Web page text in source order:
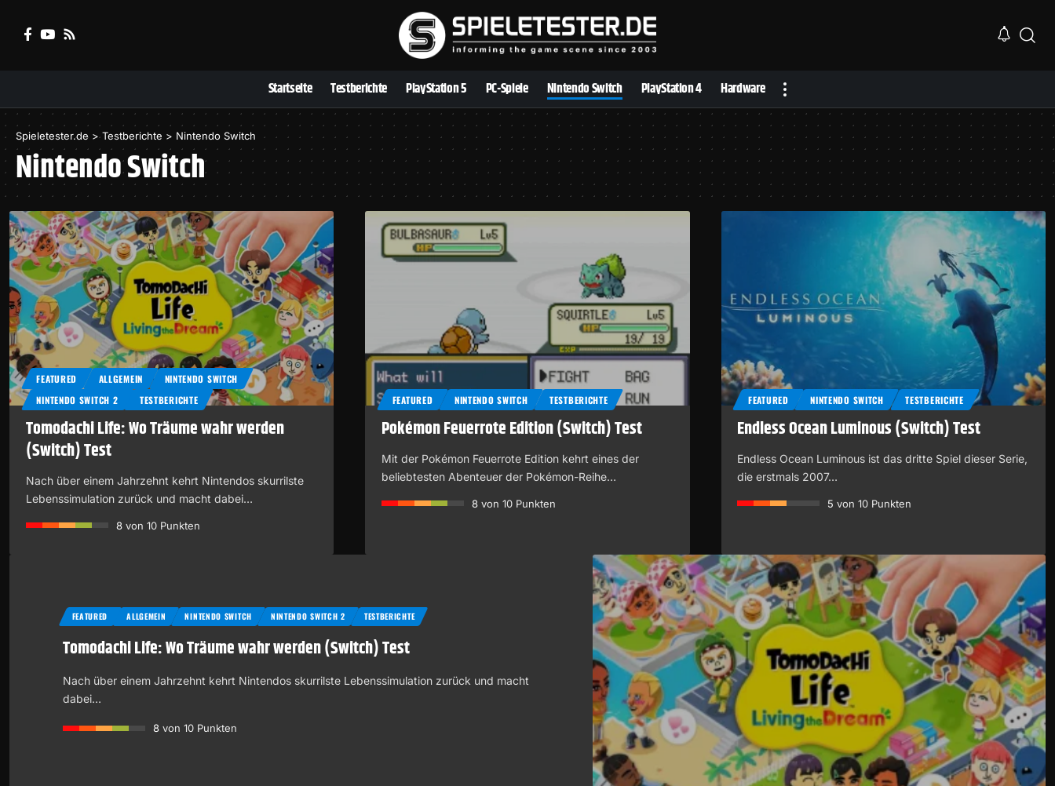
Startseite Testberichte PlayStation 5 PC-Spiele Nintendo Switch PlayStation 4 Hardware
Spieletester.de >Testberichte > Nintendo Switch
Nintendo Switch
FEATURED ALLGEMEIN
NINTENDO SWITCH
NINTENDO SWITCH 2
TESTBERICHTE
Tomodachi Life: Wo Träume wahr werden
(Switch) Test
Nach über einem Jahrzehnt kehrt Nintendos skurrilste
Lebenssimulation zurück und macht dabei…
8von 10 Punkten
FEATURED NINTENDO SWITCH TESTBERICHTE
Pokémon Feuerrote Edition (Switch) Test
Mit der Pokémon Feuerrote Edition kehrt eines der
beliebtesten Abenteuer der Pokémon-Reihe…
8von 10 Punkten
FEATURED NINTENDO SWITCH TESTBERICHTE
Endless Ocean Luminous (Switch) Test
Endless Ocean Luminous ist das dritte Spiel dieser Serie,
die erstmals 2007…
5 von 10 Punkten
FEATURED ALLGEMEIN NINTENDO SWITCH NINTENDO SWITCH 2 TESTBERICHTE
Tomodachi Life: Wo Träume wahr werden (Switch) Test
Nach über einem Jahrzehnt kehrt Nintendos skurrilste Lebenssimulation zurück und macht
dabei…
8von 10 Punkten